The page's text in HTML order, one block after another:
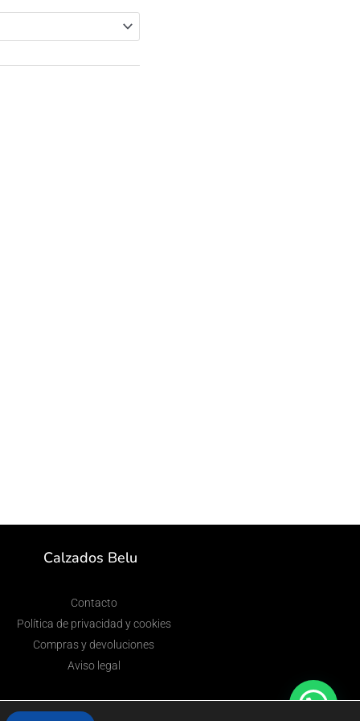
Calzados Belu
Contacto
Política de privacidad y cookies
Compras y devoluciones
Aviso legal